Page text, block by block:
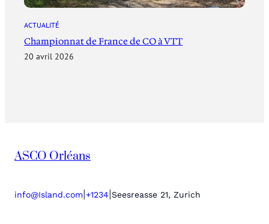
ACTUALITÉ
Championnat de France de CO à VTT
20 avril 2026
ASCO Orléans
info@Island.com +1234 Seesreasse 21, Zurich